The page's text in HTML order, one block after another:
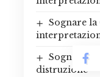
Sognare
Sognare
distruzione